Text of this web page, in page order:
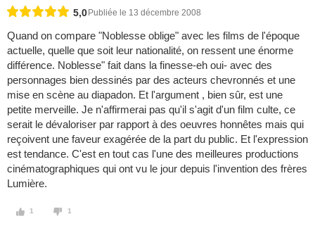
5,0 Publiée le 13 décembre 2008
Quand on compare "Noblesse oblige" avec les films de l'époque
actuelle, quelle que soit leur nationalité, on ressent une énorme
différence. Noblesse" fait dans la finesse-eh oui- avec des
personnages bien dessinés par des acteurs chevronnés et une
mise en scène au diapadon. Et l'argument , bien sûr, est une
petite merveille. Je n'affirmerai pas qu'il s'agit d'un film culte, ce
serait le dévaloriser par rapport à des oeuvres honnêtes mais qui
reçoivent une faveur exagérée de la part du public. Et l'expression
est tendance. C'est en tout cas l'une des meilleures productions
cinématographiques qui ont vu le jour depuis l'invention des frères
Lumière.
1 1